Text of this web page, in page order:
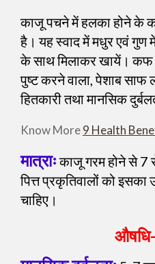
काजू पचने में हलका होने के
है। यह स्वाद में मधुर एवं गुण
के साथ मिलाकर खायें। कफ
पुष्ट करने वाला, पेशाब साफ
हितकारी तथा मानसिक
Know More9 Health
मात्राःकाजू गरम होने से 7
पित्त प्रकृतिवालों को इसका
चाहिए।